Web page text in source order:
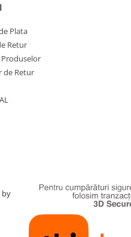
Plata
Retur
de Retur
by